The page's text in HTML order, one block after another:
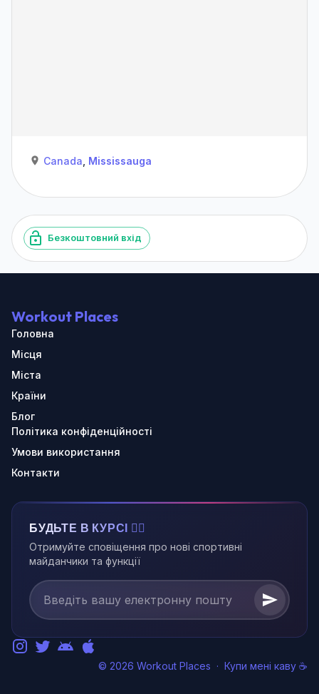
Canada Mississauga
Безкоштовний вхід
Workout Places
Головна
Місця
Міста
Країни
Блог
Політика конфіденційності
Умови використання
Контакти
БУДЬТЕ В КУРСІ 🏃‍♂️
Отримуйте сповіщення про нові спортивні
майданчики та функції
© 2026 Workout Places · Купи мені каву ☕